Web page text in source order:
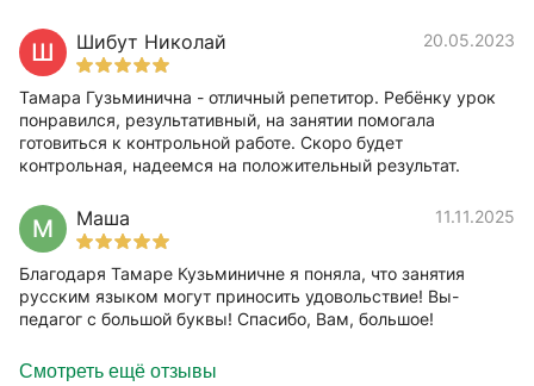
Ш Шибут Николай 20.05.2023
Тамара Гузьминична - отличный репетитор. Ребёнку урок
понравился, результативный, на занятии помогала
готовиться к контрольной работе. Скоро будет
контрольная, надеемся на положительный результат.
М Маша 11.11.2025
Благодаря Тамаре Кузьминичне я поняла, что занятия
русским языком могут приносить удовольствие! Вы-
педагог с большой буквы! Спасибо, Вам, большое!
Смотреть ещё отзывы